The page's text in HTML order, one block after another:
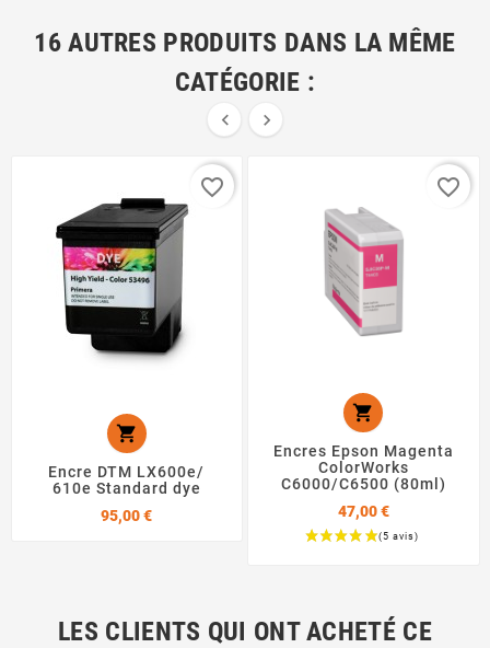
16 AUTRES PRODUITS DANS LA MÊME
CATÉGORIE :
 

Encre DTM LX600e/
610e Standard dye
95,00 €Prix
favorite_border

Encres Epson Magenta
ColorWorks
C6000/C6500 (80ml)
47,00 €
Prix
favorite_border
LES CLIENTS QUI ONT ACHETÉ CE